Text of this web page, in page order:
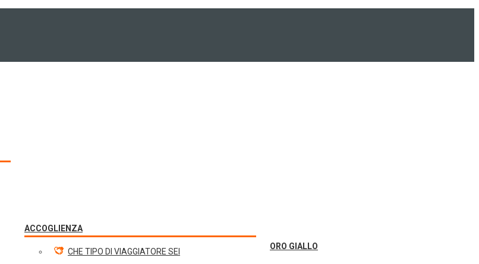
ACCOGLIENZA
CHE TIPO DI VIAGGIATORE SEI
ORO GIALLO